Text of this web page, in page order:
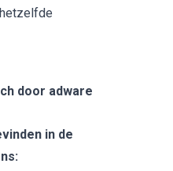
door adware
in de
: